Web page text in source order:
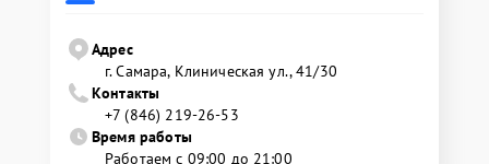
Адрес
г. Самара, Клиническая ул., 41/30
Контакты
+7 (846) 219-26-53
Время работы
Работаем с 09:00 до 21:00